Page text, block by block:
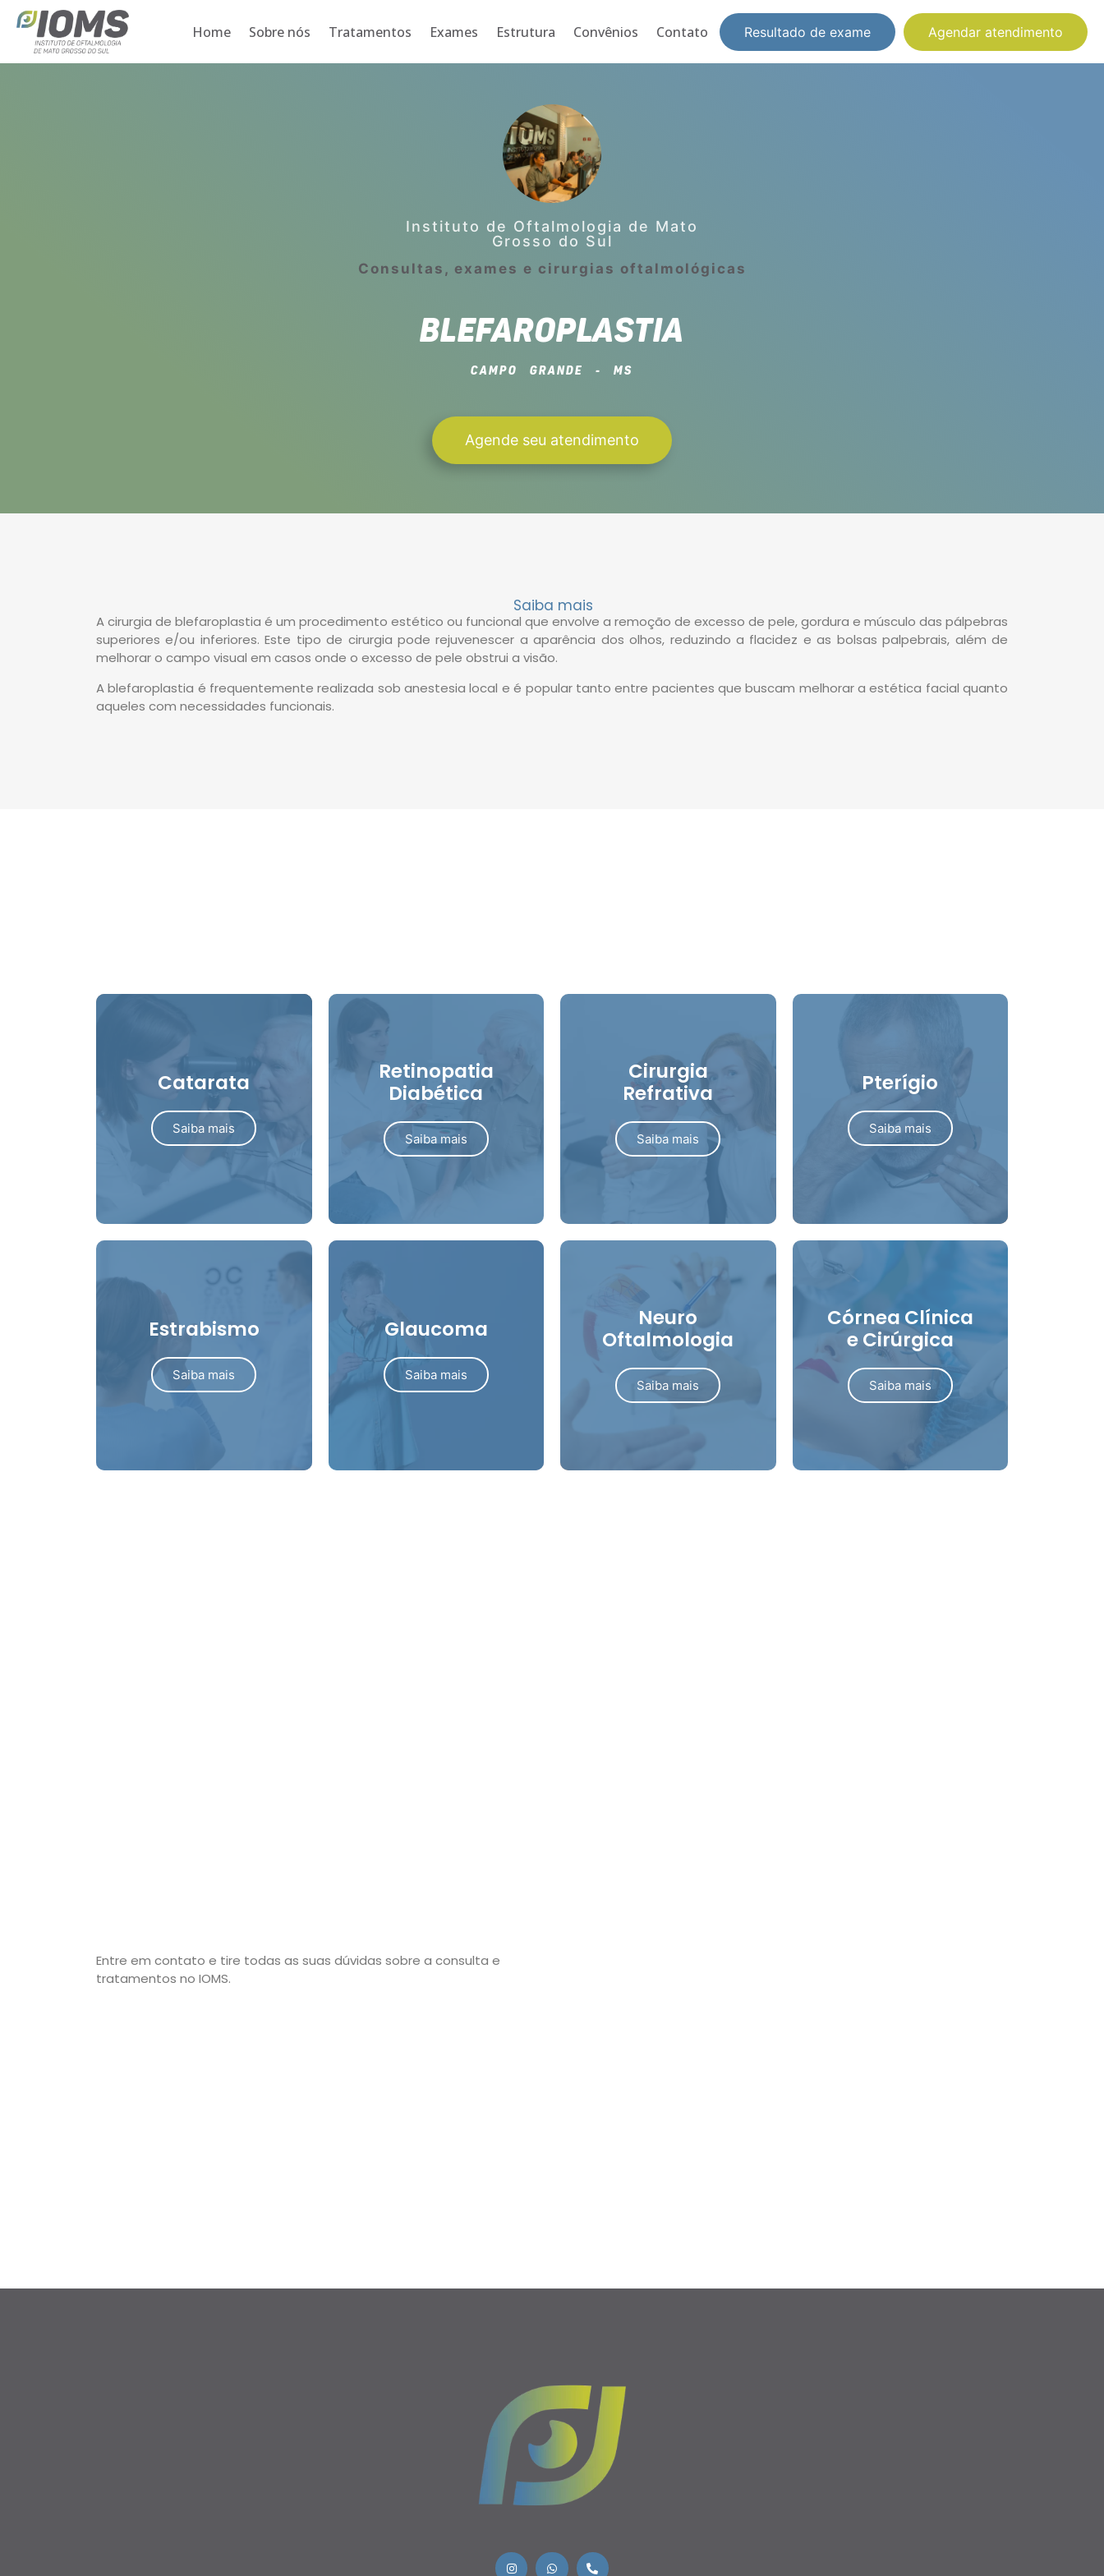
Home Sobre nós Tratamentos Exames Estrutura Convênios Contato Resultado de exame Agendar atendimento
Instituto de Oftalmologia de Mato
Grosso do Sul
Consultas, exames e cirurgias oftalmológicas
BLEFAROPLASTIA
CAMPO GRANDE - MS
Agende seu atendimento
Saiba mais
A cirurgia de blefaroplastia é um procedimento estético ou funcional que envolve a remoção de excesso de pele, gordura e músculo das pálpebras
superiores e/ou inferiores. Este tipo de cirurgia pode rejuvenescer a aparência dos olhos, reduzindo a flacidez e as bolsas palpebrais, além de
melhorar o campo visual em casos onde o excesso de pele obstrui a visão.
A blefaroplastia é frequentemente realizada sob anestesia local e é popular tanto entre pacientes que buscam melhorar a estética facial quanto
aqueles com necessidades funcionais.
Catarata
Saiba mais
Retinopatia
Diabética
Saiba mais
Cirurgia
Refrativa
Saiba mais
Pterígio
Saiba mais
Estrabismo
Saiba mais
Glaucoma
Saiba mais
Neuro
Oftalmologia
Saiba mais
Córnea Clínica
e Cirúrgica
Saiba mais
Entre em contato e tire todas as suas dúvidas sobre a consulta e
tratamentos no IOMS.